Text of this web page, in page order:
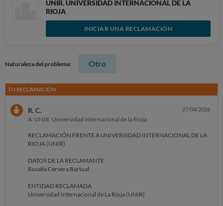
UNIR. UNIVERSIDAD INTERNACIONAL DE LA
RIOJA
INICIAR UNA RECLAMACIÓN
Naturaleza del problema: Otro
TU RECLAMACIÓN
R. C.
A: UNIR. Universidad internacional de la Rioja
27/04/2026
RECLAMACIÓN FRENTE A UNIVERSIDAD INTERNACIONAL DE LA
RIOJA (UNIR)
DATOS DE LA RECLAMANTE
Rosalía Cervera Bartual
ENTIDAD RECLAMADA
Universidad Internacional de La Rioja (UNIR)